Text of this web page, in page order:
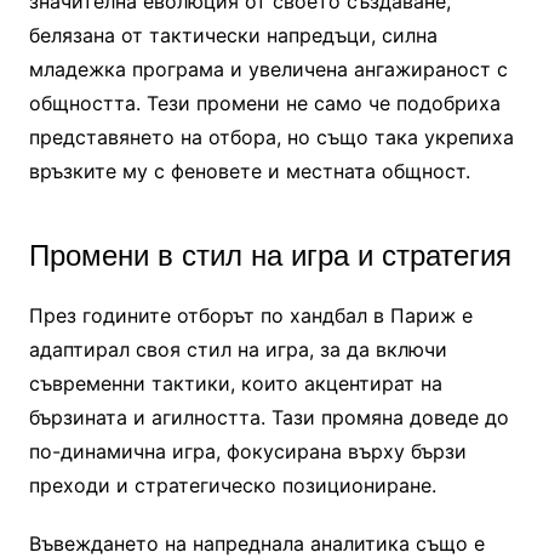
белязана от тактически напредъци, силна
младежка програма и увеличена ангажираност с
общността. Тези промени не само че подобриха
представянето на отбора, но също така укрепиха
връзките му с феновете и местната общност.
Промени в стил на игра и стратегия
През годините отборът по хандбал в Париж е
адаптирал своя стил на игра, за да включи
съвременни тактики, които акцентират на
бързината и агилността. Тази промяна доведе до
по-динамична игра, фокусирана върху бързи
преходи и стратегическо позициониране.
Въвеждането на напреднала аналитика също е